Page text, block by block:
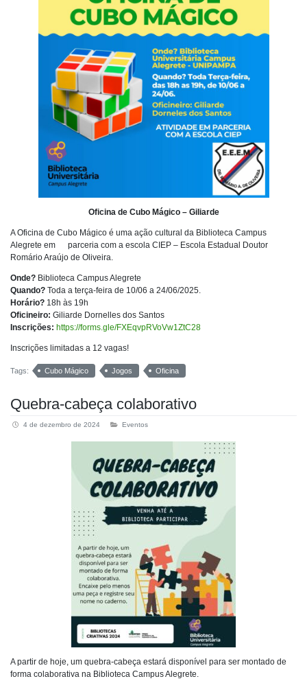
Oficina de Cubo Mágico – Giliarde
A Oficina de Cubo Mágico é uma ação cultural da Biblioteca Campus
Alegrete em parceria com a escola CIEP – Escola Estadual Doutor
Romário Araújo de Oliveira.
Onde? Biblioteca Campus Alegrete
Quando? Toda a terça-feira de 10/06 a 24/06/2025.
Horário? 18h às 19h
Oficineiro: Giliarde Dornelles dos Santos
Inscrições: https://forms.gle/FXEqvpRVoVw1ZtC28
Inscrições limitadas a 12 vagas!
Tags: Cubo Mágico Jogos Oficina
Quebra-cabeça colaborativo
4 de dezembro de 2024 Eventos
A partir de hoje, um quebra-cabeça estará disponível para ser montado de
forma colaborativa na Biblioteca Campus Alegrete.